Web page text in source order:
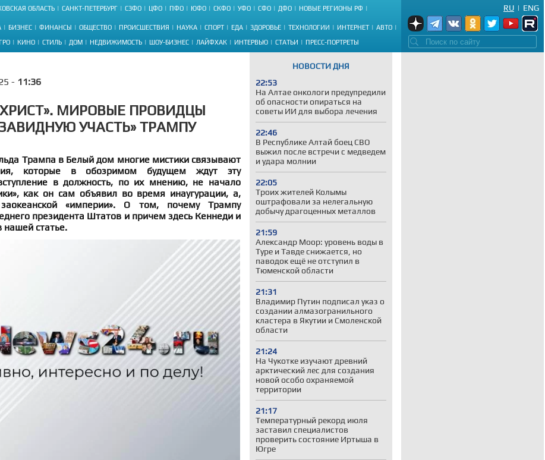
ОБЛАСТЬ САНКТ-ПЕТЕРБУРГ СЗФО ЦФО ПФО ЮФО СКФО УФО СФО ДФО НОВЫЕ РЕГИОНЫ РФ
БИЗНЕС ФИНАНСЫ ОБЩЕСТВО ПРОИСШЕСТВИЯ НАУКА СПОРТ ЕДА ЗДОРОВЬЕ ТЕХНОЛОГИИ ИНТЕРНЕТ АВТО
КИНО СТИЛЬ ДОМ НЕДВИЖИМОСТЬ ШОУ-БИЗНЕС ЛАЙФХАК ИНТЕРВЬЮ СТАТЬИ ПРЕСС-ПОРТРЕТЫ
ENG
|
RU
НОВОСТИ ДНЯ
22:53
На Алтае онкологи предупредили
об опасности опираться на
советы ИИ для выбора лечения
22:46
В Республике Алтай боец СВО
выжил после встречи с медведем
и удара молнии
22:05
Троих жителей Колымы
оштрафовали за нелегальную
добычу драгоценных металлов
21:59
Александр Моор: уровень воды в
Туре и Тавде снижается, но
паводок ещё не отступил в
Тюменской области
21:31
Владимир Путин подписал указ о
создании алмазогранильного
кластера в Якутии и Смоленской
области
21:24
На Чукотке изучают древний
арктический лес для создания
новой особо охраняемой
территории
21:17
Температурный рекорд июля
заставил специалистов
проверить состояние Иртыша в
Югре
- 11:36
МИРОВЫЕ ПРОВИДЦЫ
УЧАСТЬ» ТРАМПУ
Трампа в Белый дом многие мистики связывают
которые в обозримом будущем ждут эту
в должность, по их мнению, не начало
как он сам объявил во время инаугурации, а,
«империи». О том, почему Трампу
президента Штатов и причем здесь Кеннеди и
нашей статье.